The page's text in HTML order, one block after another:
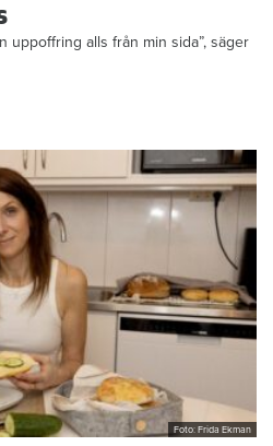
uppoffring alls från min sida”, säger
Foto: Frida Ekman